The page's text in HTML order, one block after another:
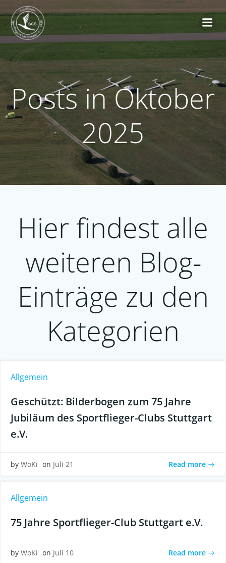
Inhalt
Posts in Oktober
2025
Hier findest alle
weiteren Blog-
Einträge zu den
Kategorien
Allgemein
Geschützt: Bilderbogen zum 75 Jahre
Jubiläum des Sportflieger-Clubs Stuttgart
e.V.
by WoKi on Juli 21 Read more
Allgemein
75 Jahre Sportflieger-Club Stuttgart e.V.
by WoKi on Juli 10 Read more